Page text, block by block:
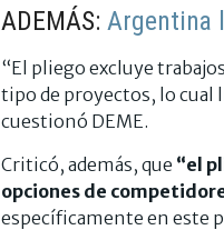
ADEMÁS: Argentina
“El pliego excluye
tipo de proyectos, lo cual
cuestionó DEME.
Criticó, además, que “el
opciones de
específicamente en este